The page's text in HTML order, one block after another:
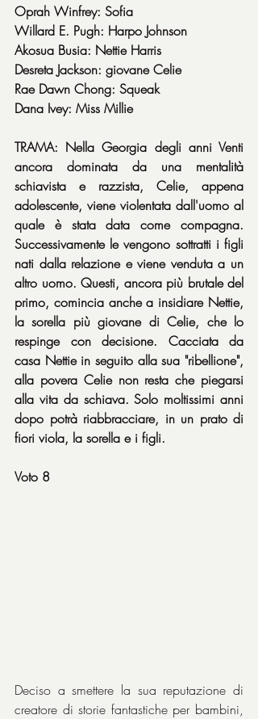
Oprah Winfrey: Sofia
Willard E. Pugh: Harpo Johnson
Akosua Busia: Nettie Harris
Desreta Jackson: giovane Celie
Rae Dawn Chong: Squeak
Dana Ivey: Miss Millie
TRAMA: Nella Georgia degli anni Venti
ancora dominata da una mentalità
schiavista e razzista, Celie, appena
adolescente, viene violentata dall'uomo al
quale è stata data come compagna.
Successivamente le vengono sottratti i figli
nati dalla relazione e viene venduta a un
altro uomo. Questi, ancora più brutale del
primo, comincia anche a insidiare Nettie,
la sorella più giovane di Celie, che lo
respinge con decisione. Cacciata da
casa Nettie in seguito alla sua "ribellione",
alla povera Celie non resta che piegarsi
alla vita da schiava. Solo moltissimi anni
dopo potrà riabbracciare, in un prato di
fiori viola, la sorella e i figli.
Voto 8
Deciso a smettere la sua reputazione di